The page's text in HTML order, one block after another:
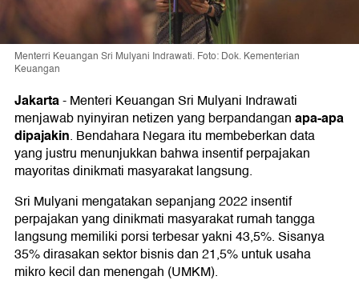
Menterri Keuangan Sri Mulyani Indrawati. Foto: Dok. Kementerian
Keuangan
Jakarta-Menteri Keuangan Sri Mulyani Indrawati
menjawab nyinyiran netizen yang berpandanganapa-apa
dipajakin. Bendahara Negara itu membeberkan data
yang justru menunjukkan bahwa insentif perpajakan
mayoritas dinikmati masyarakat langsung.
Sri Mulyani mengatakan sepanjang 2022 insentif
perpajakan yang dinikmati masyarakat rumah tangga
langsung memiliki porsi terbesar yakni 43,5%. Sisanya
35% dirasakan sektor bisnis dan 21,5% untuk usaha
mikro kecil dan menengah (UMKM).